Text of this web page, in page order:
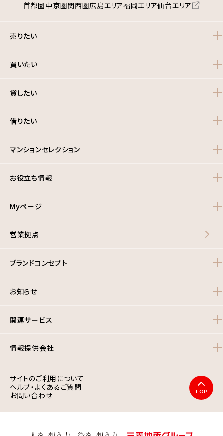
首都圏中京圏関西圏広島エリア福岡エリア仙台エリア
売りたい
買いたい
貸したい
借りたい
マンションセレクション
お役立ち情報
Myページ
営業拠点
ブランドコンセプト
お知らせ
関連サービス
情報提供会社
サイトのご利用について
ヘルプ・よくあるご質問
お問い合わせ
TOP